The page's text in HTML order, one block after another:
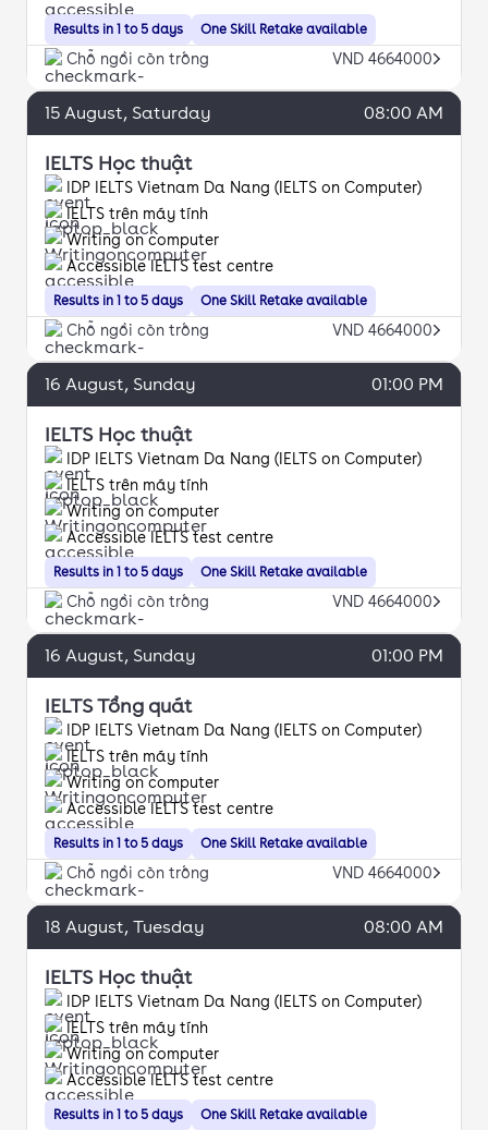
Results in 1 to 5 days One Skill Retake available
Chỗ ngồi còn trống VND 4664000
15 August, Saturday 08:00 AM
IELTS Học thuật
IDP IELTS Vietnam Da Nang (IELTS on Computer)
Results in 1 to 5 days
IELTS trên máy tính
Writing on computer
One Skill Retake available
Accessible IELTS test centre
Chỗ ngồi còn trống VND 4664000
16 August, Sunday 01:00 PM
IELTS Học thuật
IDP IELTS Vietnam Da Nang (IELTS on Computer)
Results in 1 to 5 days
IELTS trên máy tính
Writing on computer
One Skill Retake available
Accessible IELTS test centre
Chỗ ngồi còn trống VND 4664000
16 August, Sunday 01:00 PM
IELTS Tổng quát
IDP IELTS Vietnam Da Nang (IELTS on Computer)
Results in 1 to 5 days
IELTS trên máy tính
Writing on computer
One Skill Retake available
Accessible IELTS test centre
Chỗ ngồi còn trống VND 4664000
18 August, Tuesday 08:00 AM
IELTS Học thuật
IDP IELTS Vietnam Da Nang (IELTS on Computer)
Results in 1 to 5 days
IELTS trên máy tính
Writing on computer
One Skill Retake available
Accessible IELTS test centre